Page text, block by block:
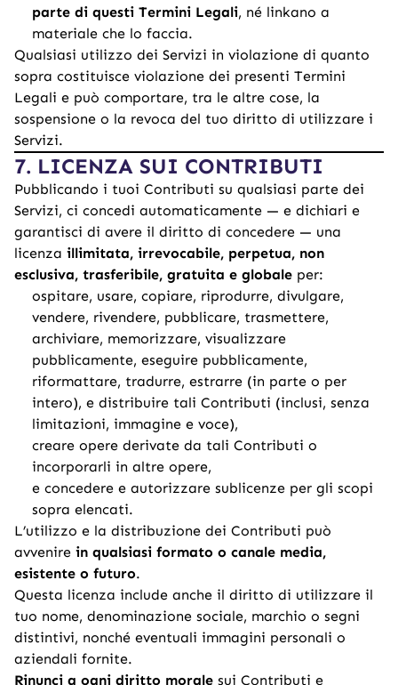
parte di questi Termini Legali, né linkano a
materiale che lo faccia.
Qualsiasi utilizzo dei Servizi in violazione di quanto
sopra costituisce violazione dei presenti Termini
Legali e può comportare, tra le altre cose, la
sospensione o la revoca del tuo diritto di utilizzare i
Servizi.
7. LICENZA SUI CONTRIBUTI
Pubblicando i tuoi Contributi su qualsiasi parte dei
Servizi, ci concedi automaticamente — e dichiari e
garantisci di avere il diritto di concedere — una
licenza illimitata, irrevocabile, perpetua, non
esclusiva, trasferibile, gratuita e globale per:
ospitare, usare, copiare, riprodurre, divulgare,
vendere, rivendere, pubblicare, trasmettere,
archiviare, memorizzare, visualizzare
pubblicamente, eseguire pubblicamente,
riformattare, tradurre, estrarre (in parte o per
intero), e distribuire tali Contributi (inclusi, senza
limitazioni, immagine e voce),
creare opere derivate da tali Contributi o
incorporarli in altre opere,
e concedere e autorizzare sublicenze per gli scopi
sopra elencati.
L’utilizzo e la distribuzione dei Contributi può
avvenire in qualsiasi formato o canale media,
esistente o futuro.
Questa licenza include anche il diritto di utilizzare il
tuo nome, denominazione sociale, marchio o segni
distintivi, nonché eventuali immagini personali o
aziendali fornite.
Rinunci a ogni diritto morale sui Contributi e